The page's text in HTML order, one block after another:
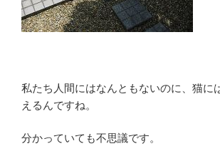
私たち人間にはなんともないのに、猫に
えるんですね。
分かっていても不思議です。